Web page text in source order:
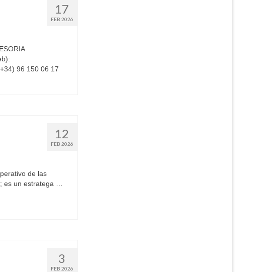
17
FEB 2026
96 150 06 17
12
FEB 2026
de las
es un estratega …
3
FEB 2026